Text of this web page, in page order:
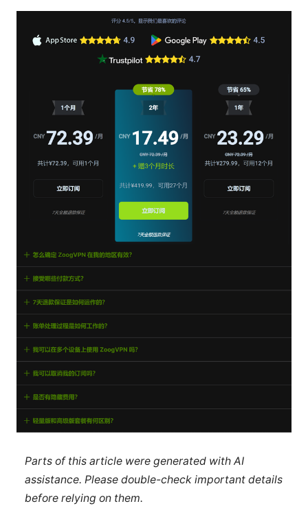
Parts of this article were generated with AI
assistance. Please double-check important details
before relying on them.